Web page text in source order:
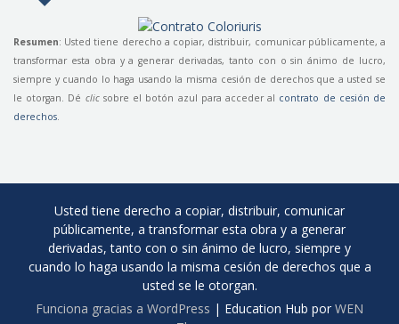
Resumen: Usted tiene derecho a copiar, distribuir, comunicar públicamente, a
transformar esta obra y a generar derivadas, tanto con o sin ánimo de lucro,
siempre y cuando lo haga usando la misma cesión de derechos que a usted se
le otorgan. Dé clicsobre el botón azul para acceder al contrato de cesión de
derechos
Usted tiene derecho a copiar, distribuir, comunicar
públicamente, a transformar esta obra y a generar
derivadas, tanto con o sin ánimo de lucro, siempre y
cuando lo haga usando la misma cesión de derechos que a
usted se le otorgan.
Funciona gracias a WordPress | Education Hub por WEN